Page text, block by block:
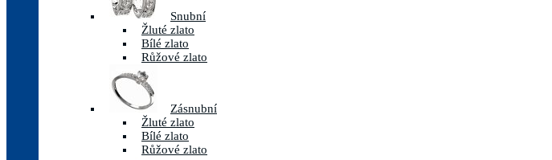
Snubní
Žluté zlato
Bílé zlato
Růžové zlato
Zásnubní
Žluté zlato
Bílé zlato
Růžové zlato